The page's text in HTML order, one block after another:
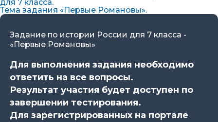
для 7 класса.
Тема задания «Первые Романовы».
Задание по истории России для 7 класса -
«Первые Романовы»
Для выполнения задания необходимо
ответить на все вопросы.
Результат участия будет доступен по
завершении тестирования.
Для зарегистрированных на портале